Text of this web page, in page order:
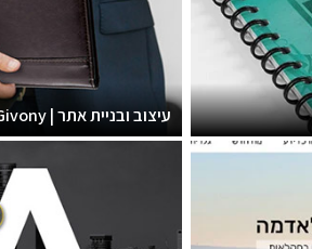
עיצוב ובניית אתר | Givony